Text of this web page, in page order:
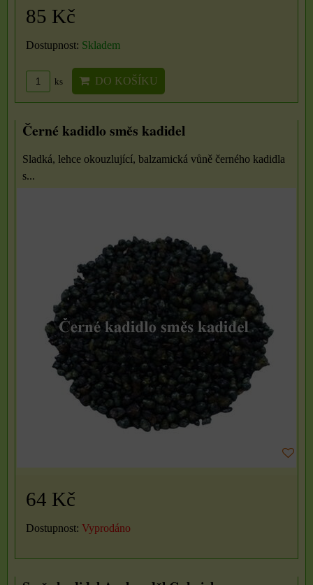
85 Kč
Dostupnost: Skladem
ks DO KOŠÍKU
Černé kadidlo směs kadidel
Sladká, lehce okouzlující, balzamická vůně černého kadidla
s...
64 Kč
Dostupnost: Vyprodáno